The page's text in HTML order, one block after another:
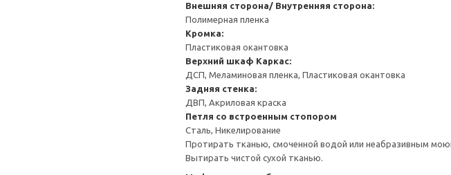
Внешняя сторона/ Внутренняя сторона:
Полимерная пленка
Кромка:
Пластиковая окантовка
Верхний шкаф Каркас:
ДСП, Меламиновая пленка, Пластиковая окантовка
Задняя стенка:
ДВП, Акриловая краска
Петля со встроенным стопором
Сталь, Никелирование
Протирать тканью, смоченной водой или неабразивным
Вытирать чистой сухой тканью.